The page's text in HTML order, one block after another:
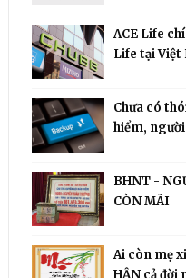
ACE Life
Life tại Việt
Chưa có
hiểm,
BHNT -
CÒN MÃI
Ai còn mẹ
HẬN cả đời